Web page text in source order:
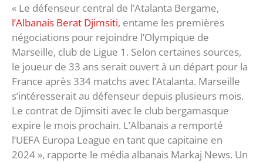
« Le défenseur central de l’Atalanta Bergame,
l’Albanais Berat Djimsiti, entame les premières
négociations pour rejoindre l’Olympique de
Marseille, club de Ligue 1. Selon certaines sources,
le joueur de 33 ans serait ouvert à un départ pour la
France après 334 matchs avec l’Atalanta. Marseille
s’intéresserait au défenseur depuis plusieurs mois.
Le contrat de Djimsiti avec le club bergamasque
expire le mois prochain. L’Albanais a remporté
l’UEFA Europa League en tant que capitaine en
2024 », rapporte le média albanais Markaj News. Un